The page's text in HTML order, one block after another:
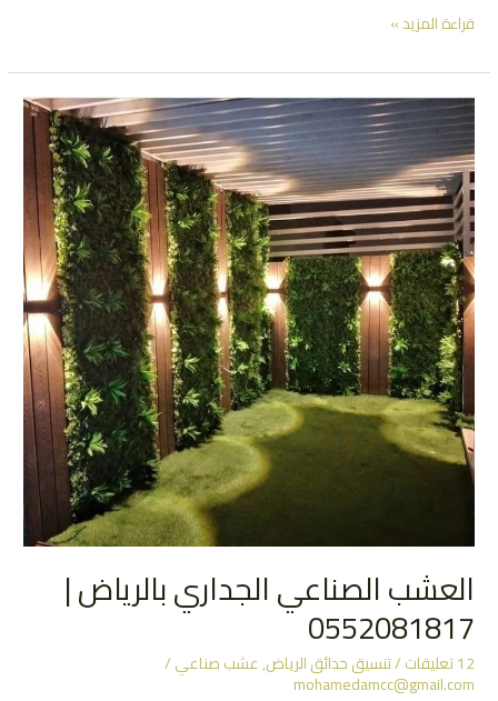
عشب
جداري
|
تعرف
علي
الأنواع
والاسعار
قراءة المزيد »
العشب الصناعي الجداري بالرياض |
0552081817
12 تعليقات /تنسيق حدائق الرياض,عشب صناعي/
mohamedamcc@gmail.com